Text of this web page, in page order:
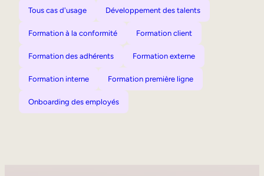
Tous cas d'usage Développement des talents
Formation à la conformité Formation client
Formation des adhérents Formation externe
Formation interne Formation première ligne
Onboarding des employés